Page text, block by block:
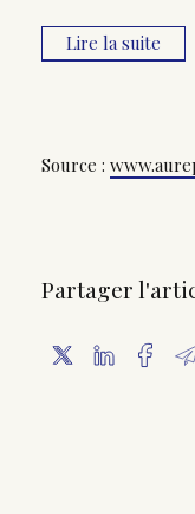
Source :
Lire la suite